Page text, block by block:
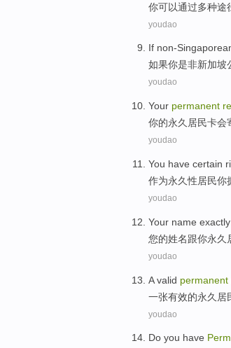
你可以通过多种途
youdao
If non-
如果你是非新加坡
youdao
Your permanent
你的永久 居民卡会
youdao
You have certain
作为永久性居民你
youdao
Your name exactly
您的姓名跟你永久
youdao
A valid permanent
一张有效的永久 居
youdao
Do you have